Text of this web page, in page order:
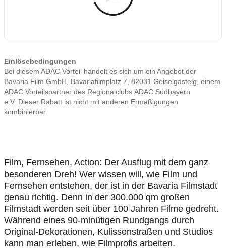
Einlösebedingungen
Bei diesem ADAC Vorteil handelt es sich um ein Angebot der
Bavaria Film GmbH, Bavariafilmplatz 7, 82031 Geiselgasteig, einem
ADAC Vorteilspartner des Regionalclubs ADAC Südbayern
e.V. Dieser Rabatt ist nicht mit anderen Ermäßigungen
kombinierbar.
Film, Fernsehen, Action: Der Ausflug mit dem ganz
besonderen Dreh! Wer wissen will, wie Film und
Fernsehen entstehen, der ist in der Bavaria Filmstadt
genau richtig. Denn in der 300.000 qm großen
Filmstadt werden seit über 100 Jahren Filme gedreht.
Während eines 90-minütigen Rundgangs durch
Original-Dekorationen, Kulissenstraßen und Studios
kann man erleben, wie Filmprofis arbeiten.